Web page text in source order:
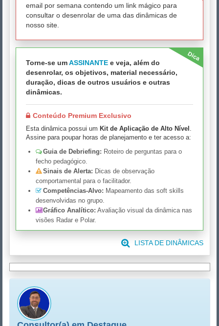
email por semana contendo um link mágico para
consultar o desenrolar de uma das dinâmicas de
nosso site.
Dica
Torne-se umASSINANTE e veja, além do
desenrolar, os objetivos, material necessário,
duração, dicas de outros usuários e outras
dinâmicas.
Conteúdo Premium Exclusivo
Esta dinâmica possui um Kit de Aplicação de Alto Nível .
Assine para poupar horas de planejamento e ter acesso a:
Guia de Debriefing: Roteiro de perguntas para o
fecho pedagógico.
Sinais de Alerta: Dicas de observação
comportamental para o facilitador.
Competências-Alvo: Mapeamento das soft skills
desenvolvidas no grupo.
Gráfico Analítico: Avaliação visual da dinâmica nas
visões Radar e Polar.
LISTA DE DINÂMICAS